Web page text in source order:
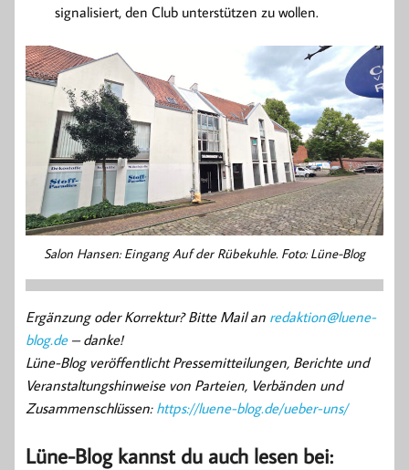
signalisiert, den Club unterstützen zu wollen.
Salon Hansen: Eingang Auf der Rübekuhle. Foto: Lüne-Blog
Ergänzung oder Korrektur? Bitte Mail an redaktion@luene-
blog.de– danke!
Lüne-Blog veröffentlicht Pressemitteilungen, Berichte und
Veranstaltungshinweise von Parteien, Verbänden und
Zusammenschlüssen: https://luene-blog.de/ueber-uns/
Lüne-Blog kannst du auch lesen bei: